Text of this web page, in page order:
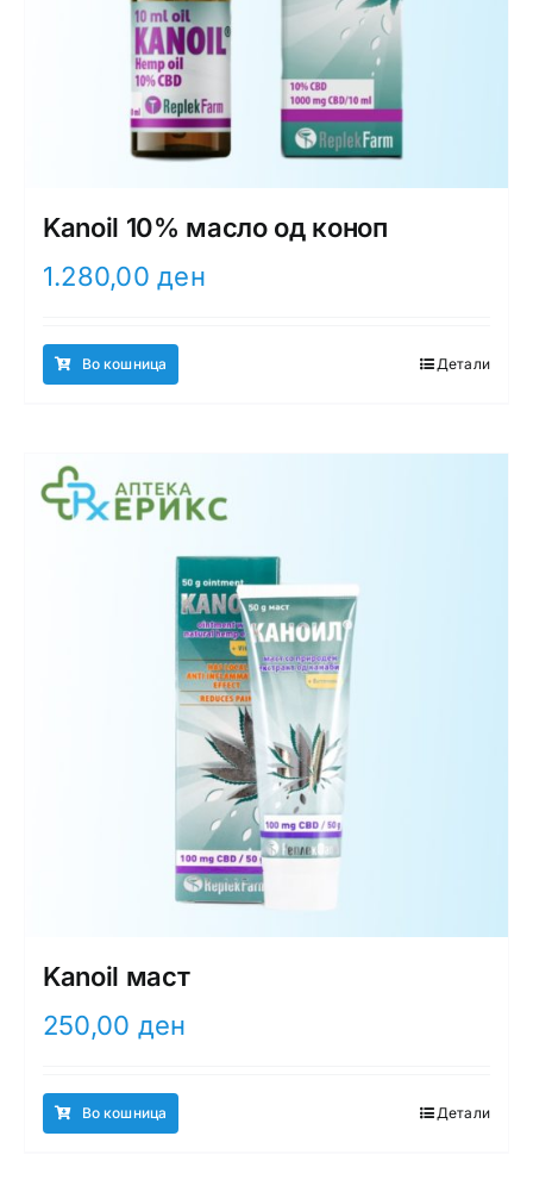
Kanoil 10% масло од коноп
1.280,00ден
Во кошница Детали
Kanoil маст
250,00 ден
Во кошница Детали